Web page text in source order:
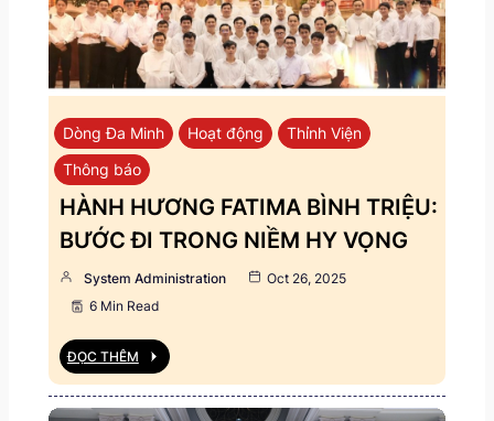
Dòng Đa Minh Hoạt động
Thỉnh Viện
Thông báo
HÀNH HƯƠNG FATIMA BÌNH TRIỆU:
BƯỚC ĐI TRONG NIỀM HY VỌNG
System Administration
Oct 26, 2025
6 Min Read
ĐỌC THÊM